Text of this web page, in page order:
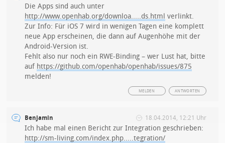
Die Apps sind auch unter
http://www.openhab.org/downloa.....ds.html verlinkt.
Zur Info: Für iOS 7 wird in wenigen Tagen eine komplett
neue App erscheinen, die dann auf Augenhöhe mit der
Android-Version ist.
Fehlt also nur noch ein RWE-Binding – wer Lust hat, bitte
auf https://github.com/openhab/openhab/issues/875
melden!
ANTWORTEN
MELDEN
Benjamin 18.04.2014, 12:21 Uhr
Ich habe mal einen Bericht zur Integration geschrieben:
http://sm-living.com/index.php.....tegration/